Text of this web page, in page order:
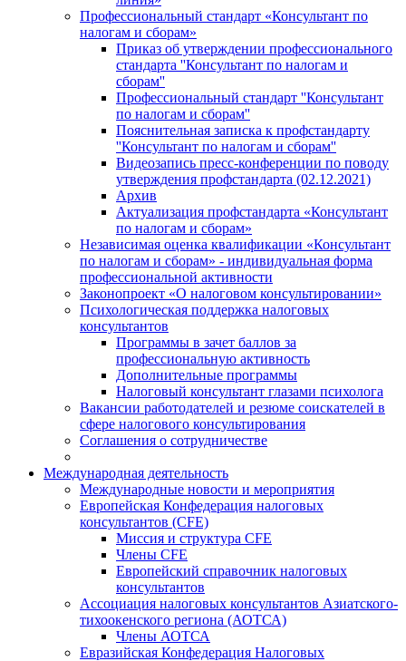
Профессиональный стандарт «Консультант по
налогам и сборам»
Приказ об утверждении профессионального
стандарта ''Консультант по налогам и
сборам''
Профессиональный стандарт ''Консультант
по налогам и сборам''
Пояснительная записка к профстандарту
''Консультант по налогам и сборам''
Видеозапись пресс-конференции по поводу
утверждения профстандарта (02.12.2021)
Архив
Актуализация профстандарта «Консультант
по налогам и сборам»
Независимая оценка квалификации «Консультант
по налогам и сборам» - индивидуальная форма
профессиональной активности
Законопроект «О налоговом консультировании»
Психологическая поддержка налоговых
консультантов
Программы в зачет баллов за
профессиональную активность
Дополнительные программы
Налоговый консультант глазами психолога
Вакансии работодателей и резюме соискателей в
сфере налогового консультирования
Соглашения о сотрудничестве
Международная деятельность
Международные новости и мероприятия
Европейская Конфедерация налоговых
консультантов (CFE)
Миссия и структура CFE
Члены CFE
Европейский справочник налоговых
консультантов
Ассоциация налоговых консультантов Азиатского-
тихоокенского региона (АОТСА)
Члены АОТСА
Евразийская Конфедерация Налоговых